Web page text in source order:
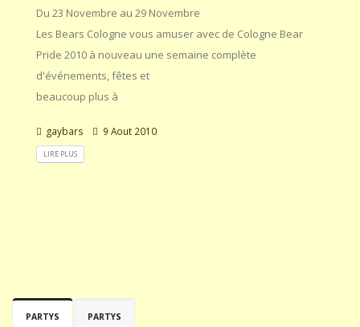
Du 23 Novembre au 29 Novembre
Les Bears Cologne vous amuser avec de Cologne Bear
Pride 2010 à nouveau une semaine complète
d'événements, fêtes et
beaucoup plus à
gaybars 9 Aout 2010
LIRE PLUS
PARTYS PARTYS